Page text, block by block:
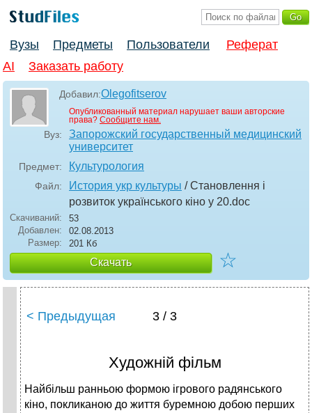
Вузы Предметы Пользователи
Реферат
AI
Заказать работу
Добавил:Olegofitserov
Опубликованный материал нарушает ваши авторские
права? Сообщите нам.
Вуз:
Запорожский государственный медицинский
университет
Предмет: Культурология
Файл: История укр культуры / Становлення і
розвиток українського кіно у 20.doc
Скачиваний:
53
Добавлен:
02.08.2013
Размер:
201 Кб
Скачать ☆
< Предыдущая 3 / 3
Художній фільм
Найбільш ранньою формою ігрового радянського
кіно, покликаною до життя буремною добою перших